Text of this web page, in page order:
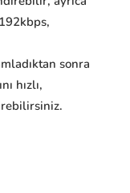
sonra
hızlı,